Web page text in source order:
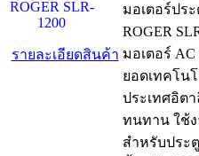
รายละเอียดสินค้า
มอเตอร์ปร
ROGER
มอเตอร์
ยอดเทคโน
ประเทศอิต
ทนทาน ใช้
สำหรับประ